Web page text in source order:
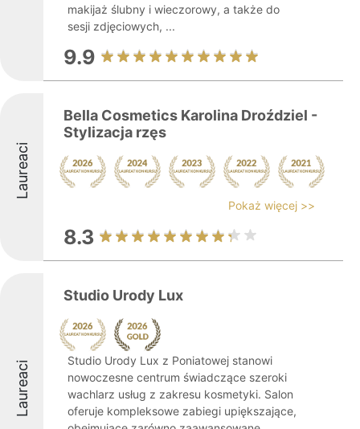
makijaż ślubny i wieczorowy, a także do
sesji zdjęciowych, ...
9.9
Laureaci
Bella Cosmetics Karolina Droździel -
Stylizacja rzęs
Pokaż więcej >>
8.3
Laureaci
Studio Urody Lux
Studio Urody Lux z Poniatowej stanowi
nowoczesne centrum świadczące szeroki
wachlarz usług z zakresu kosmetyki. Salon
oferuje kompleksowe zabiegi upiększające,